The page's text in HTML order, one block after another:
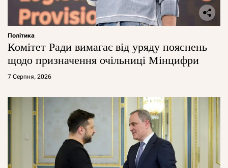
Політика
Комітет Ради вимагає від уряду пояснень
щодо призначення очільниці Мінцифри
7 Серпня, 2026